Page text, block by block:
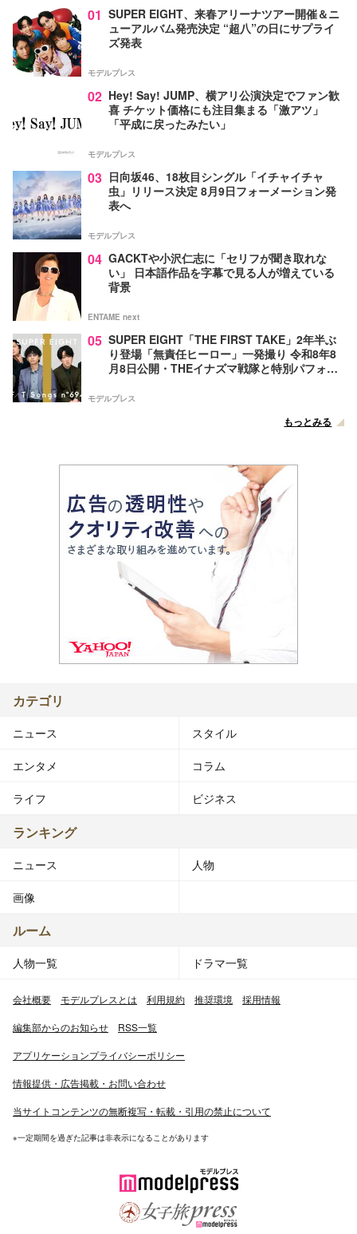
01 SUPER EIGHT、来春アリーナツアー開催＆ニ
ューアルバム発売決定 “超八”の日にサプライ
ズ発表
モデルプレス
02 Hey! Say! JUMP、横アリ公演決定でファン歓
喜 チケット価格にも注目集まる「激アツ」
「平成に戻ったみたい」
モデルプレス
03 日向坂46、18枚目シングル「イチャイチャ
虫」リリース決定 8月9日フォーメーション発
表へ
モデルプレス
04 GACKTや小沢仁志に「セリフが聞き取れな
い」 日本語作品を字幕で見る人が増えている
背景
ENTAME next
05 SUPER EIGHT「THE FIRST TAKE」2年半ぶ
り登場「無責任ヒーロー」一発撮り 令和8年8
月8日公開・THEイナズマ戦隊と特別パフォー
モデルプレス
もっとみる
カテゴリ
ニュース スタイル
エンタメ コラム
ライフ ビジネス
ランキング
ニュース 人物
画像
ルーム
人物一覧 ドラマ一覧
会社概要 モデルプレスとは 利用規約 推奨環境 採用情報
編集部からのお知らせ RSS一覧
アプリケーションプライバシーポリシー
情報提供・広告掲載・お問い合わせ
当サイトコンテンツの無断複写・転載・引用の禁止について
※一定期間を過ぎた記事は非表示になることがあります